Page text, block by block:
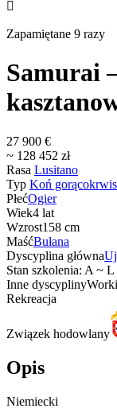

Zapamiętane 9 razy
Samurai
27 900 €
~ 128 452 zł
Rasa Lusitano
Typ Koń
PłećOgier
Wiek4 lat
Wzrost158 cm
MaśćBułana
Dyscyplina główna
Stan szkolenia: A ~ L
Inne dyscypliny
Rekreacja
Związek hodowlany
Opis
Niemiecki